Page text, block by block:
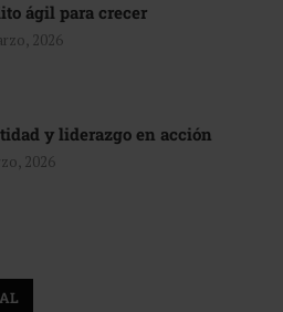
ágil para crecer
2026
y liderazgo en acción
2026